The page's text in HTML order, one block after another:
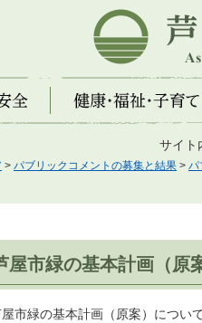
芦屋市
健康・福祉・子育て
サイト
> パブリックコメントの募集と結果 > パ
屋市緑の基本計画（原
市緑の基本計画（原案）につい